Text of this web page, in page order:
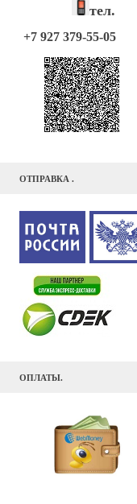
тел.
+7 927 379-55-05
ОТПРАВКА .
ОПЛАТЫ.